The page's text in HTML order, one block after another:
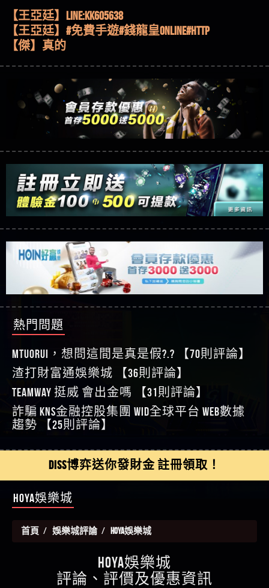
力智投資是詐騙嗎 南部老翁還在癡迷力智投資高
回報獲利 請不要在匯款
zg369】天盛商行詐騙 天盛商行是不是詐騙 天盛商
行是真的嗎 天盛商行是詐騙嗎 被天盛商行詐騙一
招教你拿回
【其他問題】 受害者援助賴【zg369】退休老翁被
大戶e點靈詐騙痛不欲生 大戶e點靈是真的嗎 大戶e
點靈是不是詐騙 大戶e點靈是詐騙嗎 大戶e點靈無
法出金 （大戶e點靈）教你如何規避詐騙陷阱
【其他問題】 弘記投資詐騙持續收割國人中【免
費討回資金賴zg369】弘記投資是詐騙嗎 弘記投資
是不是詐騙 弘記投資是真的嗎 被弘記投資詐騙的
錢怎麼辦 本文教你如何拿回被騙資金
【其他問題】 被騙追回賴【zg369】KnTop利用新型
詐騙手法欺詐群眾 KnTop是真的嗎 KnTop是不是詐騙
KnTop是詐騙嗎 【KnTop】KnTop無法出金 被KnTop詐騙
的錢一招拿回
【其他問題】機台運算專案詐騙持續收割國人中
【免費討回資金賴zg369】機台運算專案是詐騙嗎
機台運算專案是不是詐騙 機台運算專案是真的嗎
被機台運算專案詐騙的錢怎麼辦 本文教你如何拿
回被騙資金
【其他問題】 Hoyabit詐騙持續收割國人中【免費
討回資金賴zg369】Hoyabit是詐騙嗎 Hoyabit是不是詐
騙 Hoyabit是真的嗎 被HoyabitHoyabit詐騙的錢怎麼辦
本文教你如何拿回被騙資金
【其他問題】KS.M多元化行銷詐騙持續收割國人
中【免費討回資金賴zg369】KS.M多元化行銷是詐
騙嗎 KS.M多元化行銷是不是詐騙 KS.M多元化行銷是
真的嗎 被KS.M多元化行銷詐騙的錢怎麼辦 本文教
你如何拿回被騙資金
【其他問題】免費追回賴「zg369」深度解析野原
家 Family & Love如何詐騙 野原家 Family & Love是不是詐
騙 野原家 Family & Love是真的嗎 野原家 Family & Love是
詐騙嗎 165多次通報野原家 Family & Love是詐騙平台
【其他問題】元盈橋詐騙持續收割國人中【免費
討回資金賴zg369】元盈橋是詐騙嗎 元盈橋是不是
詐騙 元盈橋是真的嗎 被元盈橋詐騙的錢怎麼辦
【其他問題】被騙追回賴【zg369】M.L.Edge利用新
型詐騙手法欺詐群眾 M.L.Edge是真的嗎 M.L.Edge是不
金 被M.L.Edge詐騙的錢一招拿回
【其他問題】 Robinhood詐騙持續收割國人中【免
不是詐騙 Robinhood是真的嗎 被Robinhood詐騙的錢怎
麼辦 本文教你如何拿回被騙資金
資金賴zg369】FLTO是詐騙嗎 FLTO是不是詐騙 FLTO是
真的嗎 被FLTO詐騙的錢怎麼辦 本文教你如何拿回
被騙資金
【其他問題】 遇詐騙求救賴【zg369】八旬老翁被
ALYWS詐騙家破人亡 ALYWS是真的嗎 ALYWS是不是詐騙
ALYWS是詐騙嗎 （ALYWS）無法出金 請小心群組暗椿
【其他問題】 一招教你揭秘新型詐騙手法 （受害
者免費援助賴zg369）當當詐騙 當當是不是詐騙 當
當是真的嗎 當當是詐騙嗎 六旬老婦深信當當高獲
利回報被騙的家破人亡
【其他問題】用理性數據指路，開啟你的高回報
娛樂之旅
【其他問題】【老玩家不藏私】2025 線上老虎機
這樣挑！RTP、波動率和平台安全的全攻略！
【推薦博弈】這款《ATG 武俠》老虎機真的猛！玩
過才知道什麼叫超過3萬種中獎方式！
【推薦博弈】BNG電子遊戲完整攻略！熱門老虎
機、集鴻運玩法、獨家試玩一次看！
【其他問題】【2025】ATG試玩必看！戰神賽特
51,000倍數玩法攻略，輕鬆稱霸老虎機！
【其他問題】「拆解力智投資詐騙套路緊急追討
賴zg369」力智投資是不是詐騙 力智投資是真的嗎
力智投資是詐騙嗎 南部老翁還在癡迷力智投資高
回報獲利 請不要在匯款
【其他問題】 【遇天盛商行詐騙追回資金賴
zg369】天盛商行詐騙 天盛商行是不是詐騙 天盛商
行是真的嗎 天盛商行是詐騙嗎 被天盛商行詐騙一
招教你拿回
【其他問題】 受害者援助賴【zg369】退休老翁被
大戶e點靈詐騙痛不欲生 大戶e點靈是真的嗎 大戶e
點靈是不是詐騙 大戶e點靈是詐騙嗎 大戶e點靈無
法出金 （大戶e點靈）教你如何規避詐騙陷阱
【其他問題】 弘記投資詐騙持續收割國人中【免
費討回資金賴zg369】弘記投資是詐騙嗎 弘記投資
是不是詐騙 弘記投資是真的嗎 被弘記投資詐騙的
錢怎麼辦 本文教你如何拿回被騙資金
【其他問題】 被騙追回賴【zg369】KnTop利用新型
詐騙手法欺詐群眾 KnTop是真的嗎 KnTop是不是詐騙
KnTop是詐騙嗎 【KnTop】KnTop無法出金 被KnTop詐騙
的錢一招拿回
【其他問題】機台運算專案詐騙持續收割國人中
【免費討回資金賴zg369】機台運算專案是詐騙嗎
機台運算專案是不是詐騙 機台運算專案是真的嗎
被機台運算專案詐騙的錢怎麼辦 本文教你如何拿
回被騙資金
【其他問題】 Hoyabit詐騙持續收割國人中【免費
討回資金賴zg369】Hoyabit是詐騙嗎 Hoyabit是不是詐
騙 Hoyabit是真的嗎 被HoyabitHoyabit詐騙的錢怎麼辦
本文教你如何拿回被騙資金
【其他問題】KS.M多元化行銷詐騙持續收割國人
中【免費討回資金賴zg369】KS.M多元化行銷是詐
騙嗎 KS.M多元化行銷是不是詐騙 KS.M多元化行銷是
真的嗎 被KS.M多元化行銷詐騙的錢怎麼辦 本文教
【其他問題】免費追回賴「zg369」深度解析野原
家 Family & Love如何詐騙 野原家 Family & Love是不是詐
騙 野原家 Family & Love是真的嗎 野原家 Family & Love是
【其他問題】元盈橋詐騙持續收割國人中【免費
討回資金賴zg369】元盈橋是詐騙嗎 元盈橋是不是
本文教你如何拿回被騙資金
【其他問題】被騙追回賴【zg369】M.L.Edge利用新
是詐騙 M.L.Edge是詐騙嗎 【M.L.Edge】M.L.Edge無法出
金 被M.L.Edge詐騙的錢一招拿回
費討回資金賴zg369】Robinhood是詐騙嗎 Robinhood是
不是詐騙 Robinhood是真的嗎 被Robinhood詐騙的錢怎
麼辦 本文教你如何拿回被騙資金
【其他問題】FLTO詐騙持續收割國人中【免費討回
資金賴zg369】FLTO是詐騙嗎 FLTO是不是詐騙 FLTO是
真的嗎 被FLTO詐騙的錢怎麼辦 本文教你如何拿回
被騙資金
【其他問題】 遇詐騙求救賴【zg369】八旬老翁被
ALYWS詐騙家破人亡 ALYWS是真的嗎 ALYWS是不是詐騙
ALYWS是詐騙嗎 （ALYWS）無法出金 請小心群組暗椿
【其他問題】 一招教你揭秘新型詐騙手法 （受害
者免費援助賴zg369）當當詐騙 當當是不是詐騙 當
利回報被騙的家破人亡
【王亞廷】#免費手遊#錢龍皇ONLINE#http
【傑】真的
【蔡如軒】黑網一個呵呵
【沈樂慧】又是九州??爛死了黑網不要玩
【林伊依】爛死了拉贏錢直接鎖帳號可以去吃屎
【陳靜茹】推薦小畢，我也是小畢的會員～～
【黃家羭】推推
【AVA娛樂城】還會自己做假對話來毀謗欸哈哈哈
好厲
【陳順堪】黑網不出金
【黃伊珊】不推薦爛公司
【陳順堪】星匯娛樂城出金幾次後贏錢就不給出
金
【陳順堪】黑網出金幾次後贏了就不出金出
【玩運彩】
【asd】唬爛不出金黑網垃圾平台
【蘇俊曄】所以會出金嗎現在也是一樣的狀況
【侯依揚】廢物喔
【傑】推代理真的好相處
【盧鴻傑】請問一下100多萬會出金嗎，有誰可以
【王亞廷】#免費手遊#錢龍皇ONLINE#http
【傑】真的
【蔡如軒】黑網一個呵呵
【Wei】讚
【沈樂慧】又是九州??爛死了黑網不要玩
【林伊依】爛死了拉贏錢直接鎖帳號可以去吃屎
【陳靜茹】推薦小畢，我也是小畢的會員～～
【黃家羭】推推
好厲
【陳順堪】黑網不出金
【黃伊珊】不推薦爛公司
【陳順堪】星匯娛樂城出金幾次後贏錢就不給出
金
【陳順堪】黑網出金幾次後贏了就不出金出
【玩運彩】
【asd】唬爛不出金黑網垃圾平台
【侯依揚】廢物喔
熱門問題
MTUORUi，想問這間是真是假?.? 【70則評論】
渣打財富通娛樂城 【36則評論】
TEAMWAY 挺威 會出金嗎 【31則評論】
詐騙 kns金融控股集團 WID全球平台 WEB數據
趨勢 【25則評論】
DISS博弈送你發財金 註冊領取！
HOYA娛樂城
首頁 娛樂城評論 HOYA娛樂城
HOYA娛樂城
評論、評價及優惠資訊